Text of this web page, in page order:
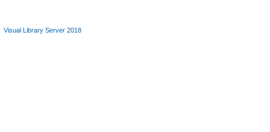
Visual Library Server 2018